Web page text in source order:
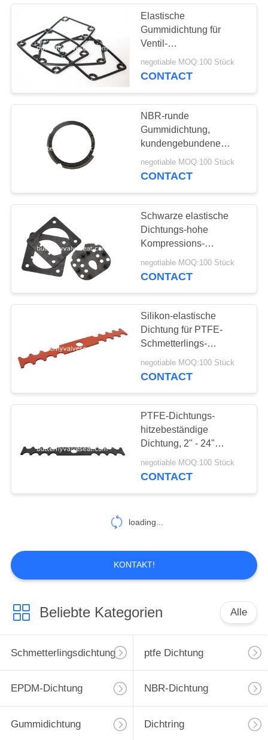
PRIVACY
POLICY
Gummidichtung
Dichtring
16
Elastische Dichtung
Automobil-Gummi-
21
medizinische
11
Benutzerdefinierte
Gummi-Teile
10
Elastische
Gummidichtung für
Ventil-
Dichtung/Elektronik/
Geräte
negotiable MOQ:100 Stück
CONTACT
NBR-runde
Gummidichtung,
kundengebundene
Dichtung der Härte-
hohen Temperatur
negotiable MOQ:100 Stück
CONTACT
Schwarze elastische
Dichtungs-hohe
Kompressions-
Leistungs-
Gleitringdichtungs-Art
negotiable MOQ:100 Stück
CONTACT
Silikon-elastische
Dichtung für PTFE-
Schmetterlings-
Dichtungs-Rückseiten-
Dichtung
negotiable MOQ:100 Stück
CONTACT
PTFE-Dichtungs-
hitzebeständige
Dichtung, 2" - 24"
Größen-Strecken-
Gummischlauch-
negotiable MOQ:100 Stück
CONTACT
loading...
KONTAKT!
Beliebte Kategorien Alle
Schmetterlingsdichtung ptfe Dichtung
EPDM-Dichtung NBR-Dichtung
Gummidichtung Dichtring